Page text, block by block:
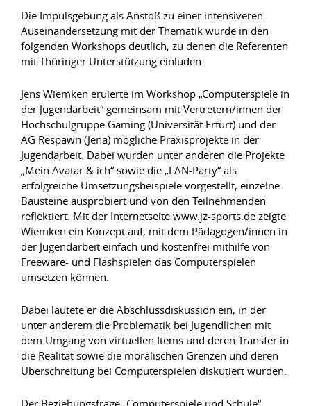
Die Impulsgebung als Anstoß zu einer intensiveren
Auseinandersetzung mit der Thematik wurde in den
folgenden Workshops deutlich, zu denen die Referenten
mit Thüringer Unterstützung einluden.
Jens Wiemken eruierte im Workshop „Computerspiele in
der Jugendarbeit“ gemeinsam mit Vertretern/innen der
Hochschulgruppe Gaming (Universität Erfurt) und der
AG Respawn (Jena) mögliche Praxisprojekte in der
Jugendarbeit. Dabei wurden unter anderen die Projekte
„Mein Avatar & ich“ sowie die „LAN-Party“ als
erfolgreiche Umsetzungsbeispiele vorgestellt, einzelne
Bausteine ausprobiert und von den Teilnehmenden
reflektiert. Mit der Internetseite www.jz-sports.de zeigte
Wiemken ein Konzept auf, mit dem Pädagogen/innen in
der Jugendarbeit einfach und kostenfrei mithilfe von
Freeware- und Flashspielen das Computerspielen
umsetzen können.
Dabei läutete er die Abschlussdiskussion ein, in der
unter anderem die Problematik bei Jugendlichen mit
dem Umgang von virtuellen Items und deren Transfer in
die Realität sowie die moralischen Grenzen und deren
Überschreitung bei Computerspielen diskutiert wurden.
Der Beziehungsfrage „Computerspiele und Schule“